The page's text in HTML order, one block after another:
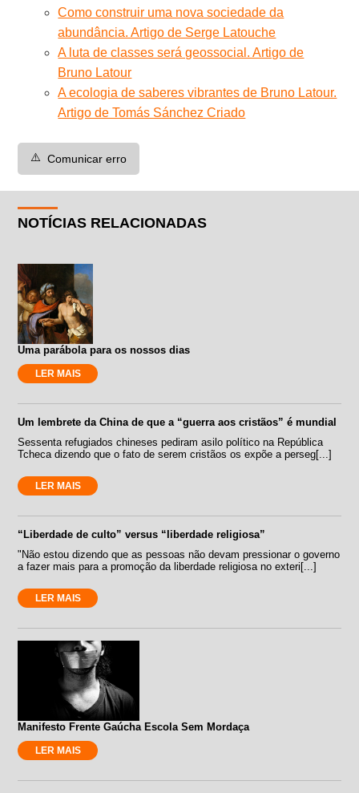
Como construir uma nova sociedade da
abundância. Artigo de Serge Latouche
A luta de classes será geossocial. Artigo de
Bruno Latour
A ecologia de saberes vibrantes de Bruno Latour.
Artigo de Tomás Sánchez Criado
⚠️ Comunicar erro
NOTÍCIAS RELACIONADAS
Uma parábola para os nossos dias
LER MAIS
Um lembrete da China de que a “guerra aos cristãos” é mundial
Sessenta refugiados chineses pediram asilo político na República
Tcheca dizendo que o fato de serem cristãos os expõe a perseg[...]
LER MAIS
“Liberdade de culto” versus “liberdade religiosa”
"Não estou dizendo que as pessoas não devam pressionar o governo
a fazer mais para a promoção da liberdade religiosa no exteri[...]
LER MAIS
Manifesto Frente Gaúcha Escola Sem Mordaça
LER MAIS